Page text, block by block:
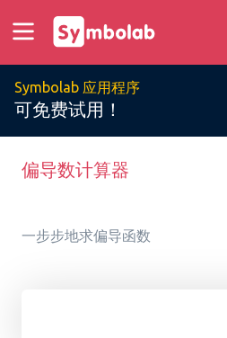
Symbolab 应用程序
可免费试用！
偏导数计算器
一步步地求偏导函数